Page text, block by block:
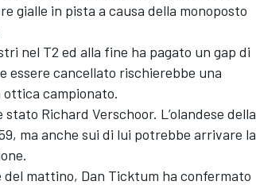
gialle in pista a causa della monoposto
nel T2 ed alla fine ha pagato un gap di
essere cancellato rischierebbe una
campionato.
Richard Verschoor. L’olandese della
ma anche sui di lui potrebbe arrivare la
mattino, Dan Ticktum ha confermato